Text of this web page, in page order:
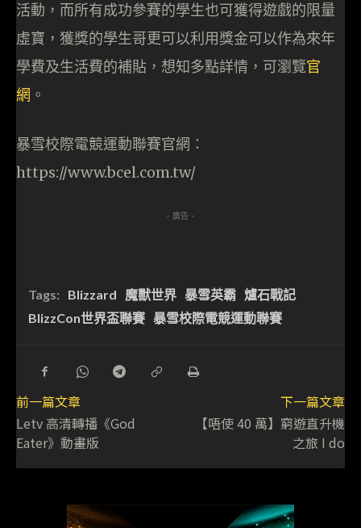
活動，而所有成功參賽的學生也可獲得遊戲的限量
虛寶，獲獎的學生哥更可以利用獎金可以作為來年
學費及生活費的補貼，想知多點詳情，可瀏覽官
網 。
暴雪校際電競運動聯賽官網：
https://www.bcel.com.tw/
- 廣告 -
Tags: Blizzard 魔獸世界 暴雪英霸 爐石戰記
BlizzCon世界盃聯賽 暴雪校際電競運動聯賽
前一篇文章
Letv 高清轉播《God
Eater》動畫版
下一篇文章
【唔使 40 萬】窮遊直升機
之旅 I do